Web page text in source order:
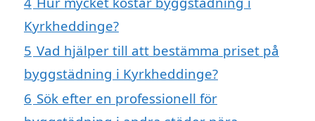
Kyrkheddinge?
5 Vad hjälper till att bestämma priset på
byggstädning i Kyrkheddinge?
6 Sök efter en professionell för